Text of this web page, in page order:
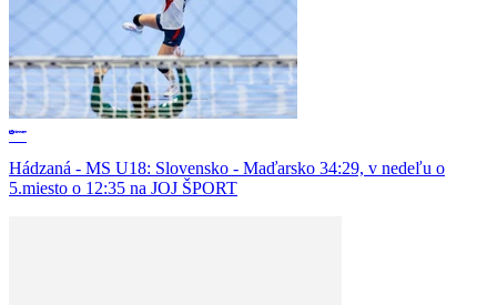
Hádzaná - MS U18: Slovensko - Maďarsko 34:29, v nedeľu o
5.miesto o 12:35 na JOJ ŠPORT